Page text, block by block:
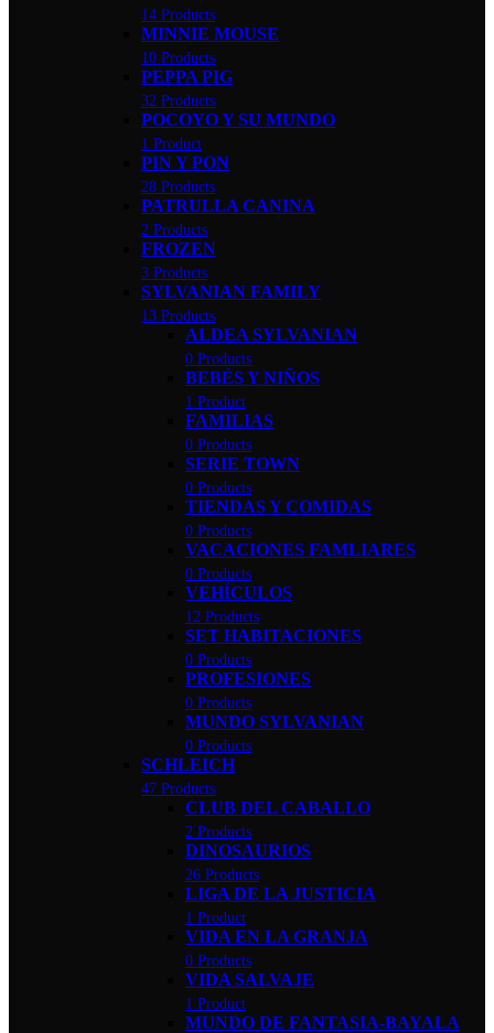
14 Products
MINNIE MOUSE
10 Products
PEPPA PIG
32 Products
POCOYO Y SU MUNDO
1 Product
PIN Y PON
28 Products
PATRULLA CANINA
2 Products
FROZEN
3 Products
SYLVANIAN FAMILY
13 Products
ALDEA SYLVANIAN
0 Products
BEBÉS Y NIÑOS
1 Product
FAMILIAS
0 Products
SERIE TOWN
0 Products
TIENDAS Y COMIDAS
0 Products
VACACIONES FAMLIARES
0 Products
VEHÍCULOS
12 Products
SET HABITACIONES
0 Products
PROFESIONES
0 Products
MUNDO SYLVANIAN
0 Products
SCHLEICH
47 Products
CLUB DEL CABALLO
2 Products
DINOSAURIOS
26 Products
LIGA DE LA JUSTICIA
1 Product
VIDA EN LA GRANJA
0 Products
VIDA SALVAJE
1 Product
MUNDO DE FANTASIA-BAYALA